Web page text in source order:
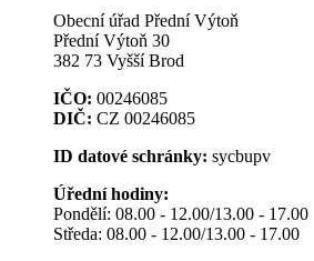
Obecní úřad Přední Výtoň
Přední Výtoň 30
382 73 Vyšší Brod
IČO: 00246085
DIČ: CZ 00246085
ID datové schránky: sycbupv
Úřední hodiny:
Pondělí: 08.00 - 12.00/13.00 - 17.00
Středa: 08.00 - 12.00/13.00 - 17.00